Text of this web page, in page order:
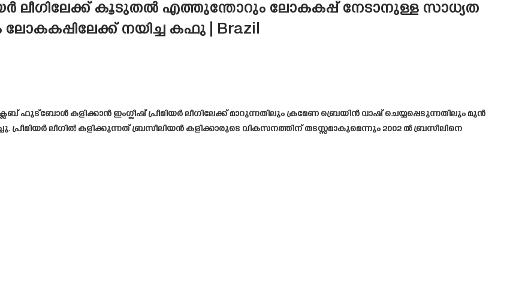
ലീഗിലേക്ക് കൂടുതൽ എത്തുന്തോറും ലോകകപ്പ് നേടാനുള്ള സാധ്യത
നയിച്ച കഫു | Brazil
ഫുട്ബോൾ കളിക്കാൻ ഇംഗ്ലീഷ് പ്രീമിയർ ലീഗിലേക്ക് മാറുന്നതിലും ക്രമേണ ബ്രെയിൻ വാഷ് ചെയ്യപ്പെടുന്നതിലും മുൻ
പ്രീമിയർ ലീഗിൽ കളിക്കുന്നത് ബ്രസീലിയൻ കളിക്കാരുടെ വികസനത്തിന് തടസ്സമാകുമെന്നും 2002 ൽ ബ്രസീലിനെ